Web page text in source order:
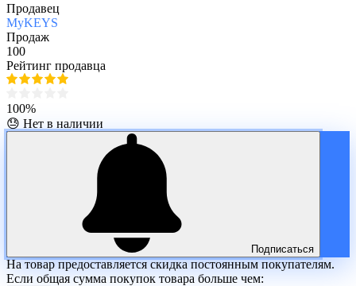
Продавец
MyKEYS
Продаж
100
Рейтинг продавца
100%
😓 Нет в наличии
Подписаться
На товар предоставляется скидка постоянным покупателям.
Если общая сумма покупок товара больше чем: